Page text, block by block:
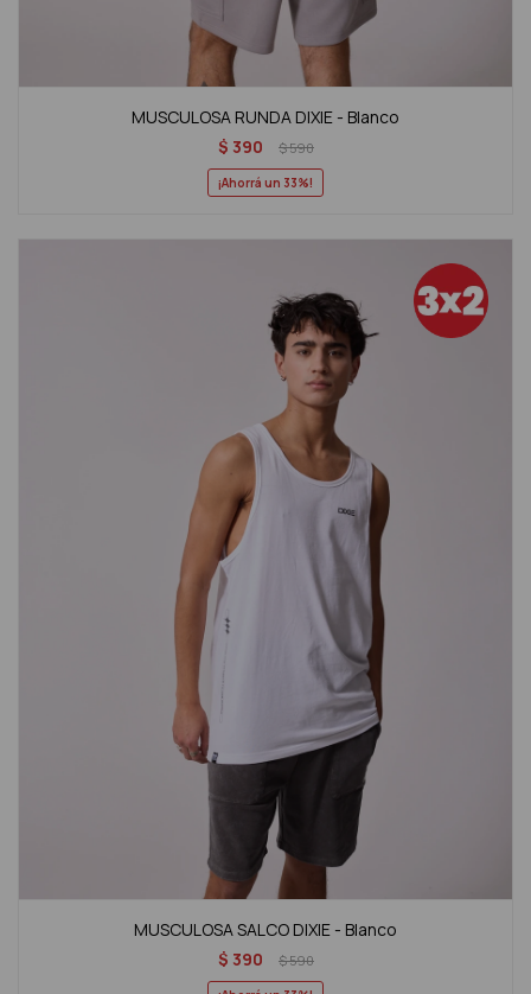
MUSCULOSA RUNDA DIXIE - Blanco
$ 390 $590
33
MUSCULOSA SALCO DIXIE - Blanco
$ 390 $590